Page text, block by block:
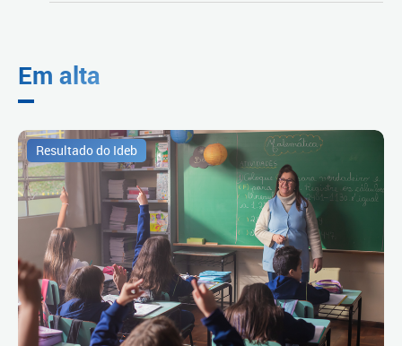
Em alta
Resultado do Ideb